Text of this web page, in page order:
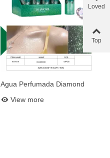
Agua Perfumada Diamond
View more
Loved
Top